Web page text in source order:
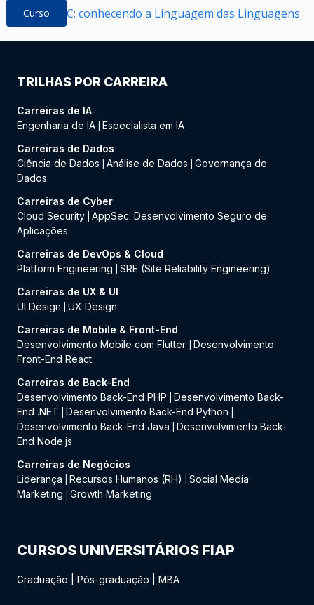
Curso C: conhecendo a Linguagem das Linguagens
TRILHAS POR CARREIRA
Carreiras de IA
Engenharia de IA Especialista em IA
Carreiras de Dados
Ciência de Dados
Análise de Dados
Governança de
Dados
Carreiras de Cyber
Cloud Security AppSec: Desenvolvimento Seguro de
Aplicações
Carreiras de DevOps & Cloud
Platform Engineering
SRE (Site Reliability Engineering)
Carreiras de UX & UI
UI Design
UX Design
Carreiras de Mobile & Front-End
Desenvolvimento Mobile com Flutter
Desenvolvimento
Front-End React
Carreiras de Back-End
Desenvolvimento Back-End PHP
Desenvolvimento Back-
End .NET
Desenvolvimento Back-End Python
Desenvolvimento Back-End Java
Desenvolvimento Back-
End Node.js
Carreiras de Negócios
Liderança
Recursos Humanos (RH)
Social Media
Marketing
Growth Marketing
CURSOS UNIVERSITÁRIOS FIAP
Graduação Pós-graduação MBA